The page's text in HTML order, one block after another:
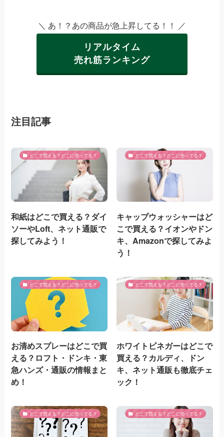
＼ あ！？あの商品が急上昇してる！！ ／
リアルタイム
売れ筋ランキング
注目記事
どこで買える？どこに売ってる？
和紙はどこで買える？ダイ
ソーやLoft、ネット通販で
探してみよう！
どこで買える？どこに売ってる？
キャップウォッシャーはど
こで買える？イオンやドン
キ、Amazonで探してみよ
う！
どこで買える？どこに売ってる？
お清めスプレーはどこで買
える？ロフト・ドンキ・東
急ハンズ・通販の情報まと
め！
どこで買える？どこに売ってる？
ホワイトビネガーはどこで
買える？カルディ、ドン
キ、ネット通販も徹底チェ
ック！
どこで買える？どこに売ってる？ どこで買える？どこに売ってる？